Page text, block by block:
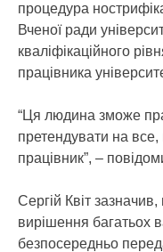
процедура
Вченої ради
кваліфікаційного
працівника
“Ця людина зможе
претендувати на
працівник”, –
Сергій Квіт
вирішення багатьох
безпосередньо